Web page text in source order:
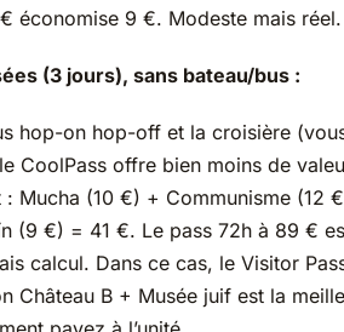
économise 9 €. Modeste mais réel.
(3 jours), sans bateau/bus :
hop-on hop-off et la croisière
CoolPass offre bien moins de
: Mucha (10 €) + Communisme (12
(9 €) = 41 €. Le pass 72h à 89 €
calcul. Dans ce cas, le Visitor
Château B + Musée juif est la